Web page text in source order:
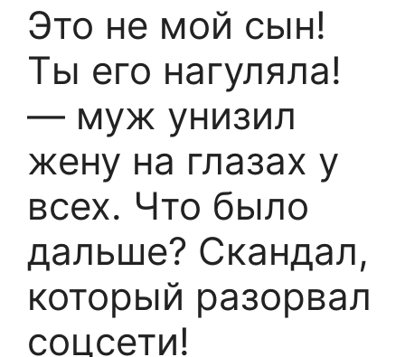
Это не мой сын!
Ты его нагуляла!
— муж унизил
жену на глазах у
всех. Что было
дальше? Скандал,
который разорвал
соцсети!